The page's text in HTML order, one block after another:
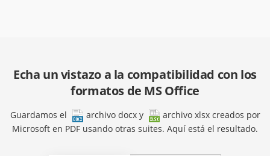
Echa un vistazo a la compatibilidad con los
formatos de MS Office
Guardamos el archivo docxy archivo xlsxcreados por
Microsoft en PDF usando otras suites. Aquí está el resultado.